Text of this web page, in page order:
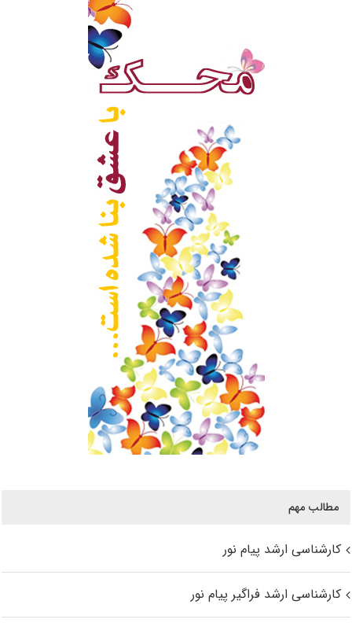
مطالب مهم
کارشناسی ارشد پیام نور
کارشناسی ارشد فراگیر پیام نور